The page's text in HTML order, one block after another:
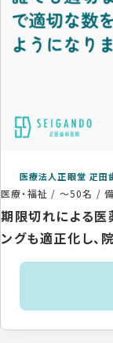
医療法人正眼堂 疋田
医療・福祉 / ～50名 /
期限切れによる医
ングも適正化し、